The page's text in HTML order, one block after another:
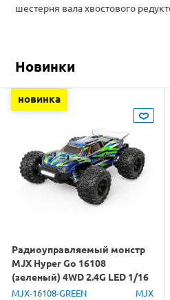
шестерня вала хвостового
Новинки
новинка
Радиоуправляемый монстр
MJX Hyper Go 16108
(зеленый) 4WD 2.4G LED 1/16
RTR
MJX-16108-GREEN MJX